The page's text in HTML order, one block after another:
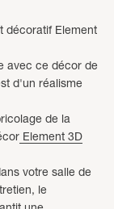
décoratif Element
avec ce décor de
d'un réalisme
de la
Element 3D
votre salle de
le